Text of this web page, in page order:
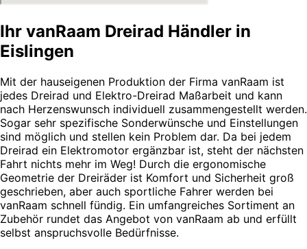
Ihr vanRaam Dreirad Händler in
Eislingen
Mit der hauseigenen Produktion der Firma vanRaam ist
jedes Dreirad und Elektro-Dreirad Maßarbeit und kann
nach Herzenswunsch individuell zusammengestellt werden.
Sogar sehr spezifische Sonderwünsche und Einstellungen
sind möglich und stellen kein Problem dar. Da bei jedem
Dreirad ein Elektromotor ergänzbar ist, steht der nächsten
Fahrt nichts mehr im Weg! Durch die ergonomische
Geometrie der Dreiräder ist Komfort und Sicherheit groß
geschrieben, aber auch sportliche Fahrer werden bei
vanRaam schnell fündig. Ein umfangreiches Sortiment an
Zubehör rundet das Angebot von vanRaam ab und erfüllt
selbst anspruchsvolle Bedürfnisse.